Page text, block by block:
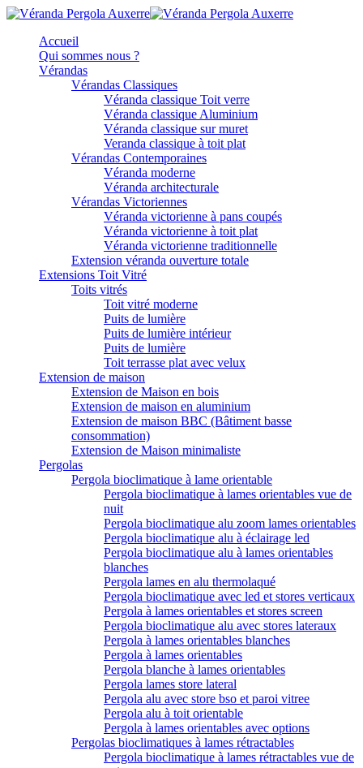
Accueil
Qui sommes nous ?
Vérandas
Vérandas Classiques
Véranda classique Toit verre
Véranda classique Aluminium
Véranda classique sur muret
Veranda classique à toit plat
Vérandas Contemporaines
Véranda moderne
Véranda architecturale
Vérandas Victoriennes
Véranda victorienne à pans coupés
Véranda victorienne à toit plat
Véranda victorienne traditionnelle
Extension véranda ouverture totale
Extensions Toit Vitré
Toits vitrés
Toit vitré moderne
Puits de lumière
Puits de lumière intérieur
Puits de lumière
Toit terrasse plat avec velux
Extension de maison
Extension de Maison en bois
Extension de maison en aluminium
Extension de maison BBC (Bâtiment basse
consommation)
Extension de Maison minimaliste
Pergolas
Pergola bioclimatique à lame orientable
Pergola bioclimatique à lames orientables vue de
nuit
Pergola bioclimatique alu zoom lames orientables
Pergola bioclimatique alu à éclairage led
Pergola bioclimatique alu à lames orientables
blanches
Pergola lames en alu thermolaqué
Pergola bioclimatique avec led et stores verticaux
Pergola à lames orientables et stores screen
Pergola bioclimatique alu avec stores lateraux
Pergola à lames orientables blanches
Pergola à lames orientables
Pergola blanche à lames orientables
Pergola lames store lateral
Pergola alu avec store bso et paroi vitree
Pergola alu à toit orientable
Pergola à lames orientables avec options
Pergolas bioclimatiques à lames rétractables
Pergola bioclimatique à lames rétractables vue de